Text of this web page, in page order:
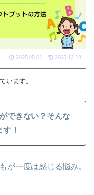
2025.05.01 2025.12.18
います。
できない？そんな
！
が一度は感じる悩み。